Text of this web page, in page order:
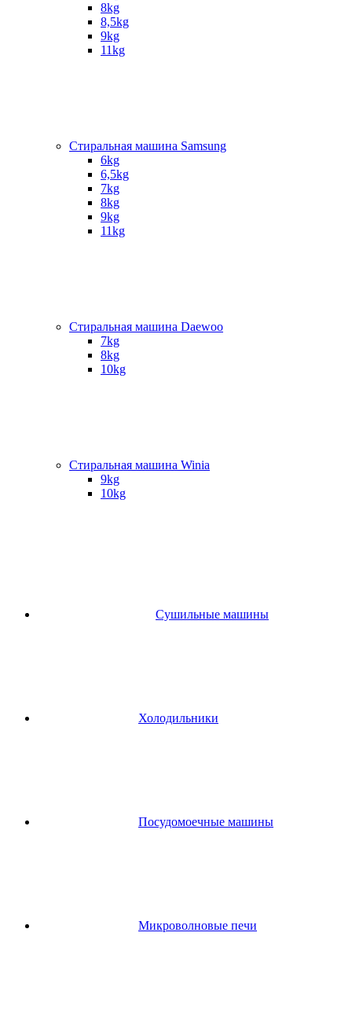
8kg
8,5kg
9kg
11kg
Стиральная машина Samsung
6kg
6,5kg
7kg
8kg
9kg
11kg
Стиральная машина Daewoo
7kg
8kg
10kg
Стиральная машина Winia
9kg
10kg
Сушильные машины
Холодильники
Посудомоечные машины
Микроволновые печи